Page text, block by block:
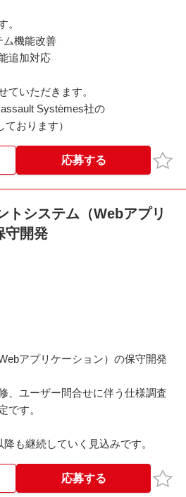
。
ム機能改善
追加対応
ていただきます。
Systèmes社の
おります）
応募する お気
トシステム（Webアプリ
守開発
アプリケーション）の保守開発
、ユーザー問合せに伴う仕様調査
です。
も継続していく見込みです。
応募する お気